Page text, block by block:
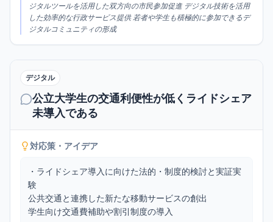
ジタルツールを活用した双方向の市民参加促進 デジタル技術を活用
した効率的な行政サービス提供 若者や学生も積極的に参加できるデ
ジタルコミュニティの形成
デジタル
公立大学生の交通利便性が低くライドシェア
未導入である
対応策・アイデア
・ライドシェア導入に向けた法的・制度的検討と実証実
験
公共交通と連携した新たな移動サービスの創出
学生向け交通費補助や割引制度の導入